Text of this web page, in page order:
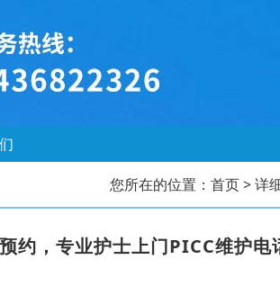
您所在的位置： 首页> 详
约，专业护士上门PICC维护电